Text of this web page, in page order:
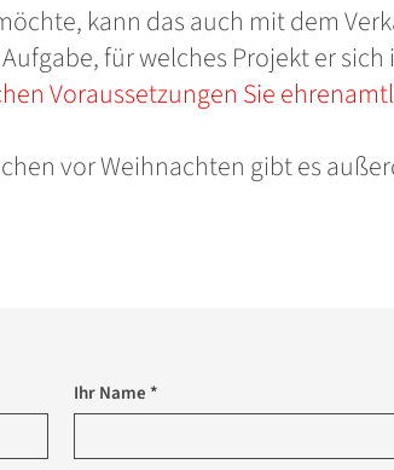
kann das auch mit dem
für welches Projekt er sich
Voraussetzungen Sie
vor Weihnachten gibt es
Ihr Name *